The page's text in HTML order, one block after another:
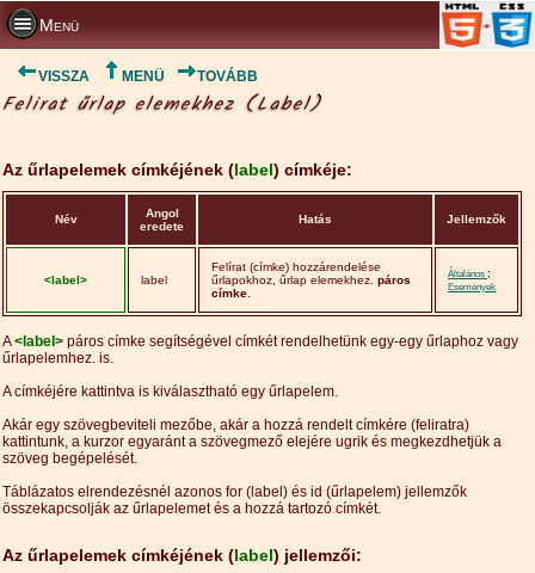
Menü
VISSZA MENÜ TOVÁBB
Felirat űrlap elemekhez (Label)
Az űrlapelemek címkéjének (label) címkéje:
Név
Angol
eredete
Hatás Jellemzők
<label> label
Felírat (címke) hozzárendelése
űrlapokhoz, űrlap elemekhez. páros
címke
Általános ;
Események
A<label> páros címke segítségével címkét rendelhetünk egy-egy űrlaphoz vagy
űrlapelemhez. is.
A címkéjére kattintva is kiválasztható egy űrlapelem.
Akár egy szövegbeviteli mezőbe, akár a hozzá rendelt címkére (feliratra)
kattintunk, a kurzor egyaránt a szövegmező elejére ugrik és megkezdhetjük a
szöveg begépelését.
Táblázatos elrendezésnél azonos for (label) és id (űrlapelem) jellemzők
összekapcsolják az űrlapelemet és a hozzá tartozó címkét.
Az űrlapelemek címkéjének (label) jellemzői: